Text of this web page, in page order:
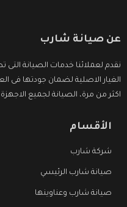
عن صيانة شارب
نقدم لعملائنا خدمات الصيانة
الغيار الاصلية لضمان جودتها فى
اكثر من مرة، الصيانة لجميع
الأقسام
شركة شارب
صيانة شارب الرئيسي
صيانة شارب وعناوينها